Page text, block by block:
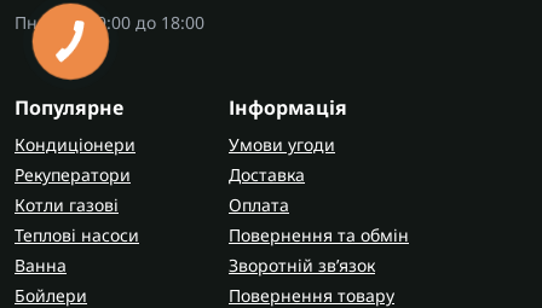
Пн-Пт: з 09:00 до 18:00
Популярне
Кондиціонери
Рекуператори
Котли газові
Теплові насоси
Ванна
Бойлери
Інформація
Умови угоди
Доставка
Оплата
Повернення та обмін
Зворотній зв’язок
Повернення товару
КНОПКА
ЗВ'ЯЗКУ